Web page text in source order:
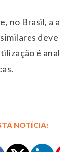
no Brasil, a
é
NOTÍCIA: